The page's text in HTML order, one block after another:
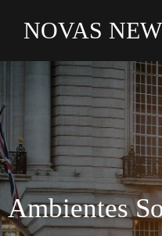
NOVAS
Ambientes